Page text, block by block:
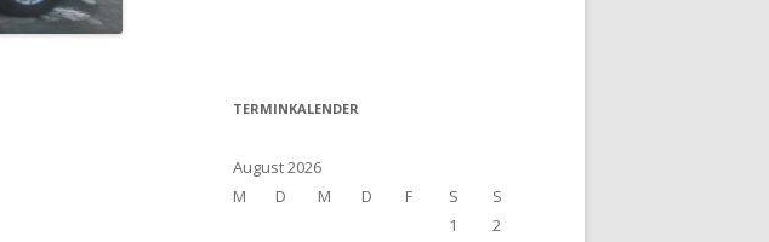
TERMINKALENDER
August 2026
M
D M D F S
S
1
2